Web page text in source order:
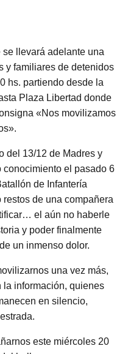
llevará adelante una
y familiares de detenidos
hs. partiendo desde la
Plaza Libertad donde
«Nos movilizamos
del 13/12 de Madres y
el pasado 6
de Infantería
de una compañera
el aún no haberle
y poder finalmente
un inmenso dolor.
una vez más,
la información, quienes
en silencio,
este miércoles 20